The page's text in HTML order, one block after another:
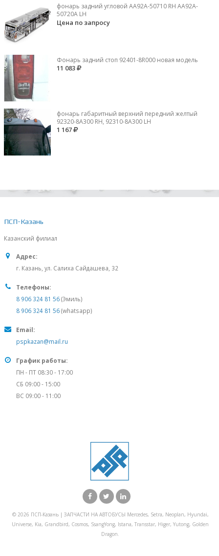
фонарь задний угловой AA92A-50710 RH AA92A-
50720A LH
Цена по запросу
Фонарь задний стоп 92401-8R000 новая модель
11 083
фонарь габаритный верхний передний желтый
92320-8A300 RH, 92310-8А300 LH
1 167
ПСП-Казань
Казанский филиал
Адрес:
г. Казань, ул. Салиха Сайдашева, 32
Телефоны:
8 906 324 81 56(Эмиль)
8 906 324 81 56(whatsapp)
Email:
pspkazan@mail.ru
График работы:
ПН - ПТ 08:30 - 17:00
СБ 09:00 - 15:00
ВС 09:00 - 11:00
© 2026 ПСП-Казань | ЗАПЧАСТИ НА АВТОБУСЫ Mercedes, Setra, Neoplan, Hyundai,
Universe, Kia, Grandbird, Cosmos, SsangYong, Istana, Transstar, Higer, Yutong, Golden
Dragon.